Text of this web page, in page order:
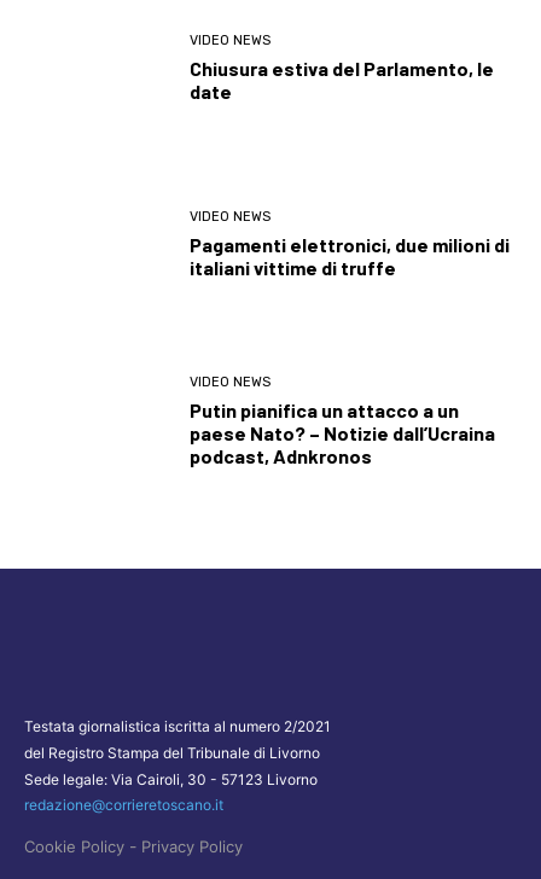
VIDEO NEWS
Chiusura estiva del Parlamento, le
date
VIDEO NEWS
Pagamenti elettronici, due milioni di
italiani vittime di truffe
VIDEO NEWS
Putin pianifica un attacco a un
paese Nato? – Notizie dall’Ucraina
podcast, Adnkronos
Testata giornalistica iscritta al numero 2/2021
del Registro Stampa del Tribunale di Livorno
Sede legale: Via Cairoli, 30 - 57123 Livorno
redazione@corrieretoscano.it
Cookie Policy - Privacy Policy